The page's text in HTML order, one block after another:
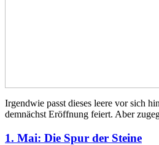
Irgendwie passt dieses leere vor sich
demnächst Eröffnung feiert. Aber
1. Mai: Die Spur der Steine